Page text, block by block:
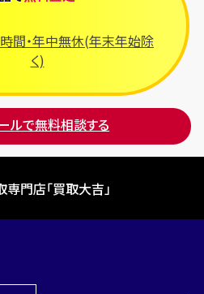
時間・年中無休(年末年始除
く)
ルで無料相談する
専門店「買取大吉」